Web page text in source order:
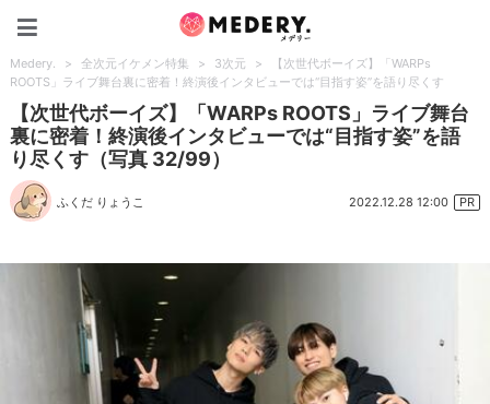
Medery. > 全次元イケメン特集 > 3次元 >
【次世代ボーイズ】「WARPs
ROOTS」ライブ舞台裏に密着！終演後インタビューでは“目指す姿”を語り尽くす
【次世代ボーイズ】「WARPs ROOTS」ライブ舞台
裏に密着！終演後インタビューでは“目指す姿”を語
り尽くす（写真 32/99）
ふくだ りょうこ 2022.12.28 12:00 PR